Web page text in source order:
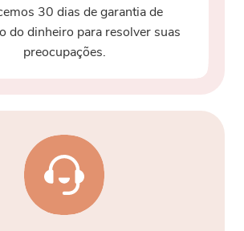
30 dias de garantia de
do dinheiro para resolver suas
preocupações.